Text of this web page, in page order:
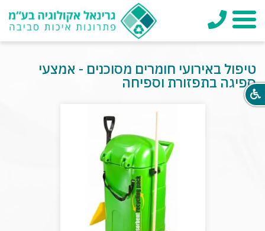
תפריט
טיפול באירועי חומרים מסוכנים - אמצעי
ספיגה בתפזורת וספיחה